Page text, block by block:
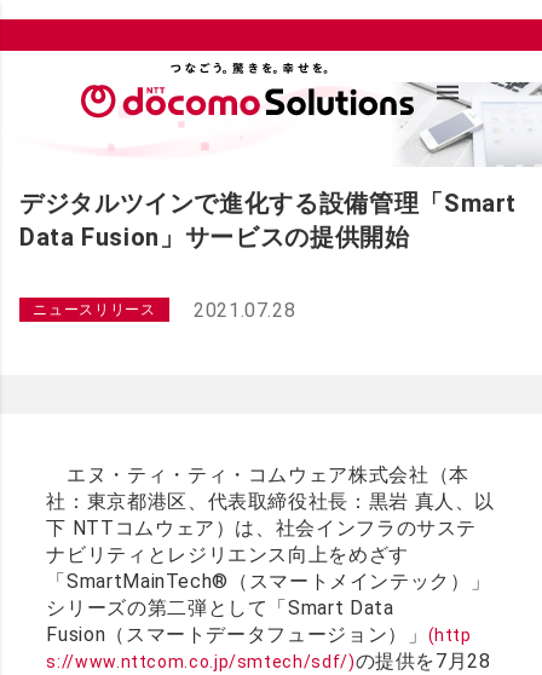
デジタルツインで進化する設備管理「Smart
Data Fusion」サービスの提供開始
ニュースリリース 2021.07.28
エヌ・ティ・ティ・コムウェア株式会社（本
社：東京都港区、代表取締役社長：黒岩 真人、以
下 NTTコムウェア）は、社会インフラのサステ
ナビリティとレジリエンス向上をめざす
「SmartMainTech®（スマートメインテック）」
シリーズの第二弾として「Smart Data
Fusion（スマートデータフュージョン）」
(http
s://www.nttcom.co.jp/smtech/sdf/)の提供を7月28